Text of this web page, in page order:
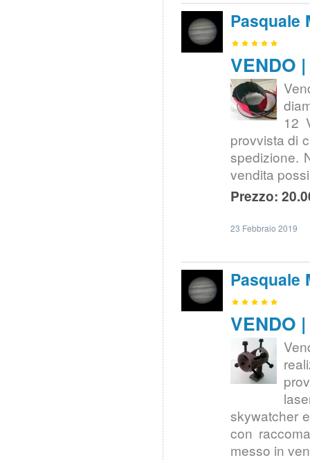
Pasquale
VENDO
12
provvista di
spedizione.
vendita
Prezzo:
23 Febbraio 2019
Pasquale
VENDO
skywatcher
con
messo in